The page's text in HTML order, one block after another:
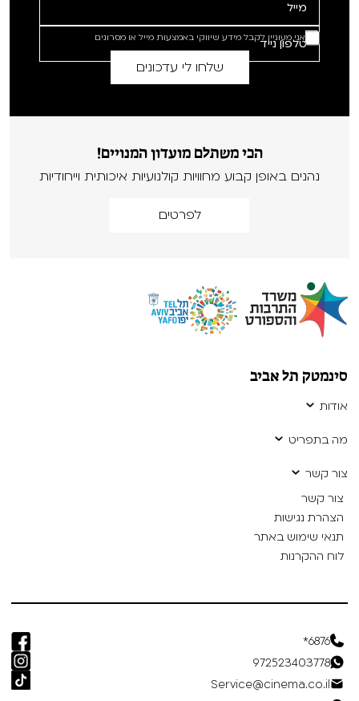
אני מעוניין לקבל מידע שיווקי באמצעות מייל או מסרונים
הכי משתלם מועדון המנויים!
נהנים באופן קבוע מחוויות קולנועיות איכותית וייחודיות
לפרטים
סינמטק תל אביב
אודות
מה בתפריט
צור קשר
צור קשר
הצהרת נגישות
תנאי שימוש באתר
לוח ההקרנות
6876*
972523403778
Service@cinema.co.il